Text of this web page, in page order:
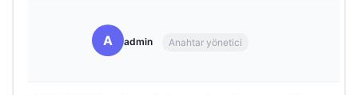
A admin Anahtar yönetici